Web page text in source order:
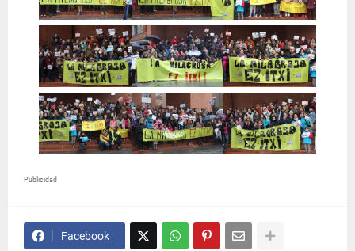
Publicidad
Facebook